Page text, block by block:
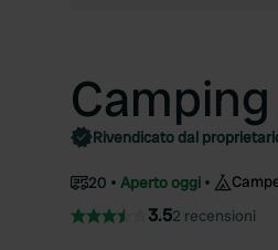
Rivendicato dal
20 Aperto oggi
3.52 recensioni